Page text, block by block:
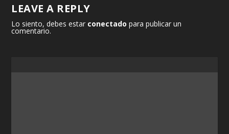
LEAVE A REPLY
Lo siento, debes estar conectado para publicar un
comentario.